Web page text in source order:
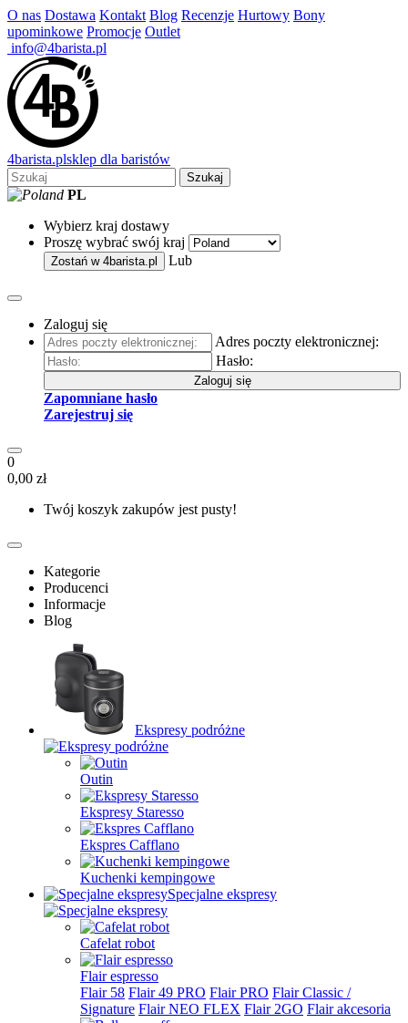
O nas Dostawa Kontakt Blog Recenzje Hurtowy Bony
upominkowe Promocje Outlet
info@4barista.pl
4barista.plsklep dla baristów
Szukaj
PL
Wybierz kraj dostawy
Proszę wybrać swój kraj
Zostań w 4barista.pl Lub
Zaloguj się
Adres poczty elektronicznej:
Hasło:
Zaloguj się
Zapomniane hasło
Zarejestruj się
0
0,00 zł
Twój koszyk zakupów jest pusty!
Kategorie
Producenci
Informacje
Blog
Ekspresy podróżne
Outin
Ekspresy Staresso
Ekspres Cafflano
Kuchenki kempingowe
Specjalne ekspresy
Cafelat robot
Flair espresso
Flair 58 Flair 49 PRO Flair PRO Flair Classic /
Signature Flair NEO FLEX Flair 2GO Flair akcesoria